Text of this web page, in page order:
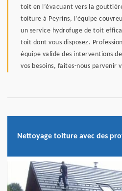
toit en l’évacuant vers la
toiture à Peyrins, l’équipe
un service hydrofuge de toit
toit dont vous disposez.
équipe valide des interventions
vos besoins, faites-nous parvenir
Nettoyage toiture avec des